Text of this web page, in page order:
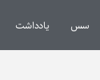
سس یادداشت